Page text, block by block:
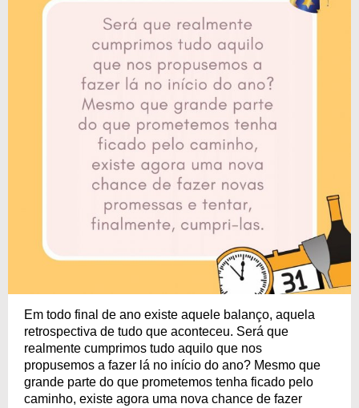
Em todo final de ano existe aquele balanço, aquela
retrospectiva de tudo que aconteceu. Será que
realmente cumprimos tudo aquilo que nos
propusemos a fazer lá no início do ano? Mesmo que
grande parte do que prometemos tenha ficado pelo
caminho, existe agora uma nova chance de fazer